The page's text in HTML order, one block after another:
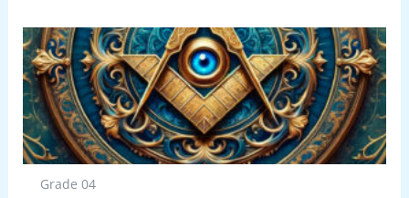
Grade 04